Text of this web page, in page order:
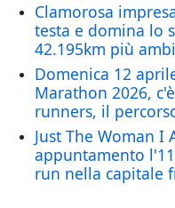
Clamorosa
testa e domina lo
42.195km più
Domenica 12
Marathon 2026,
runners, il
Just The Woman I
appuntamento
run nella capitale